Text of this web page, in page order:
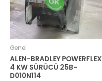
Genel
ALEN-BRADLEY POWERFLEX
4 KW SÜRÜCÜ 25B-
D010N114